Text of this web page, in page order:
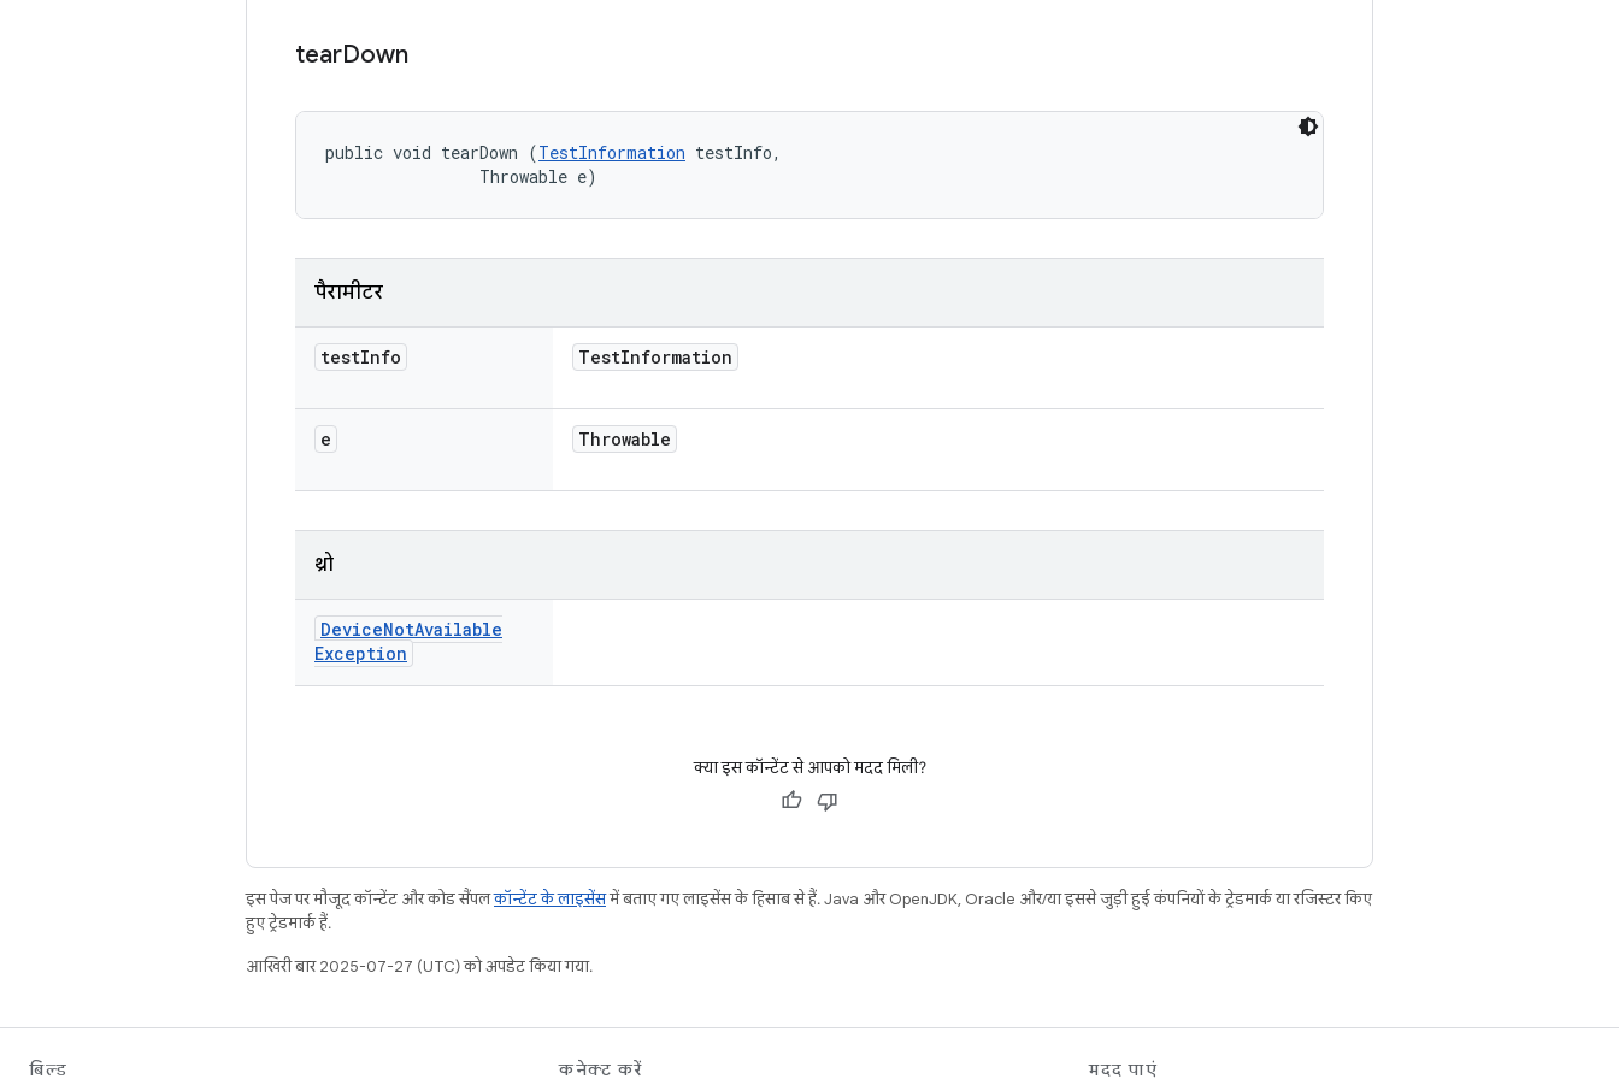
tearDown
public void tearDown (TestInformation testInfo,
                Throwable e)
पैरामीटर
testInfo TestInformation
e Throwable
थ्रो
DeviceNotAvailable
Exception
क्या इस कॉन्टेंट से आपको मदद मिली?
इस पेज पर मौजूद कॉन्टेंट और कोड सैंपलकॉन्टेंट के लाइसेंसमें बताए गए लाइसेंस के हिसाब से हैं. Java और OpenJDK, Oracle और/या इससे जुड़ी हुई कंपनियों के ट्रेडमार्क या रजिस्टर किए
हुए ट्रेडमार्क हैं.
आखिरी बार 2025-07-27 (UTC) को अपडेट किया गया.
बिल्ड कनेक्ट करें मदद पाएं